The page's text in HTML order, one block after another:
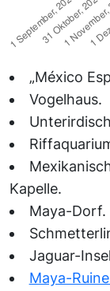
„México
Vogelhaus.
Kapelle.
Maya-Dorf.
Jaguar-
Maya-